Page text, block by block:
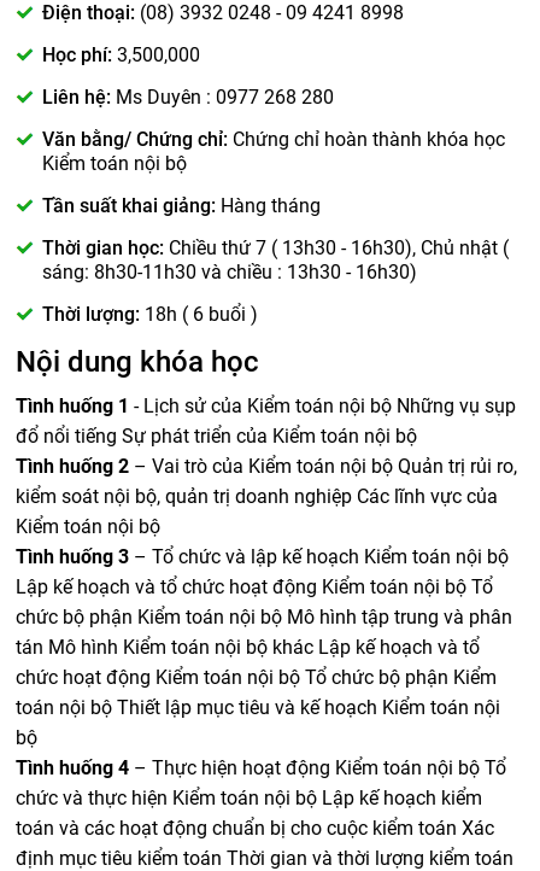
Điện thoại: (08) 3932 0248 - 09 4241 8998
Học phí: 3,500,000
Liên hệ: Ms Duyên : 0977 268 280
Văn bằng/ Chứng chỉ: Chứng chỉ hoàn thành khóa học
Kiểm toán nội bộ
Tần suất khai giảng: Hàng tháng
Thời gian học: Chiều thứ 7 ( 13h30 - 16h30), Chủ nhật (
sáng: 8h30-11h30 và chiều : 13h30 - 16h30)
Thời lượng: 18h ( 6 buổi )
Nội dung khóa học
Tình huống 1 - Lịch sử của Kiểm toán nội bộ Những vụ sụp
đổ nổi tiếng Sự phát triển của Kiểm toán nội bộ
Tình huống 2 – Vai trò của Kiểm toán nội bộ Quản trị rủi ro,
kiểm soát nội bộ, quản trị doanh nghiệp Các lĩnh vực của
Kiểm toán nội bộ
Tình huống 3 – Tổ chức và lập kế hoạch Kiểm toán nội bộ
Lập kế hoạch và tổ chức hoạt động Kiểm toán nội bộ Tổ
chức bộ phận Kiểm toán nội bộ Mô hình tập trung và phân
tán Mô hình Kiểm toán nội bộ khác Lập kế hoạch và tổ
chức hoạt động Kiểm toán nội bộ Tổ chức bộ phận Kiểm
toán nội bộ Thiết lập mục tiêu và kế hoạch Kiểm toán nội
bộ
Tình huống 4 – Thực hiện hoạt động Kiểm toán nội bộ Tổ
chức và thực hiện Kiểm toán nội bộ Lập kế hoạch kiểm
toán và các hoạt động chuẩn bị cho cuộc kiểm toán Xác
định mục tiêu kiểm toán Thời gian và thời lượng kiểm toán